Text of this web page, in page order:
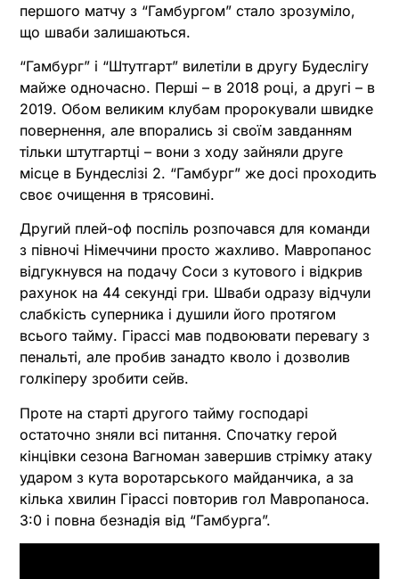
першого матчу з “Гамбургом” стало зрозуміло,
що шваби залишаються.
“Гамбург” і “Штутгарт” вилетіли в другу Будеслігу
майже одночасно. Перші – в 2018 році, а другі – в
2019. Обом великим клубам пророкували швидке
повернення, але впорались зі своїм завданням
тільки штутгартці – вони з ходу зайняли друге
місце в Бундеслізі 2. “Гамбург” же досі проходить
своє очищення в трясовині.
Другий плей-оф поспіль розпочався для команди
з півночі Німеччини просто жахливо. Мавропанос
відгукнувся на подачу Соси з кутового і відкрив
рахунок на 44 секунді гри. Шваби одразу відчули
слабкість суперника і душили його протягом
всього тайму. Гірассі мав подвоювати перевагу з
пенальті, але пробив занадто кволо і дозволив
голкіперу зробити сейв.
Проте на старті другого тайму господарі
остаточно зняли всі питання. Спочатку герой
кінцівки сезона Вагноман завершив стрімку атаку
ударом з кута воротарського майданчика, а за
кілька хвилин Гірассі повторив гол Мавропаноса.
3:0 і повна безнадія від “Гамбурга”.